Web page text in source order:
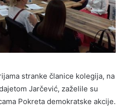
stranke članice kolegija, na
Jarčević, zaželile su
Pokreta demokratske akcije.